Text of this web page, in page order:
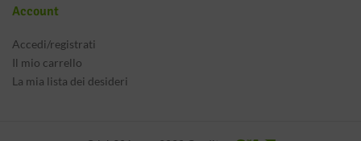
Account
Accedi/registrati
Il mio carrello
La mia lista dei desideri